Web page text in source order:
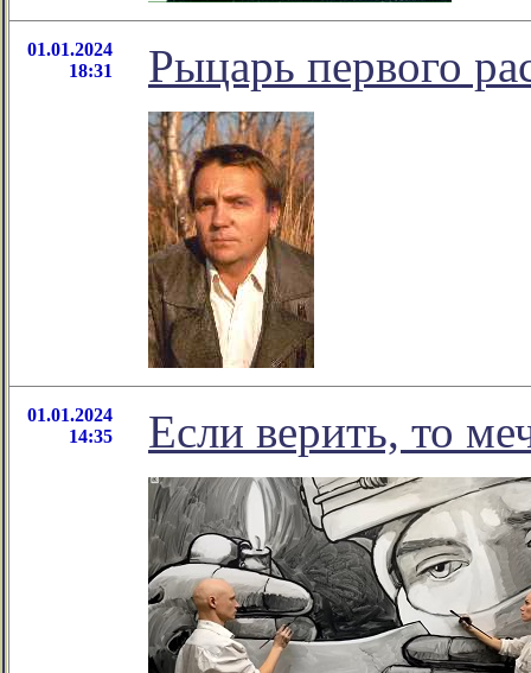
01.01.2024
18:31
Рыцарь первого
01.01.2024
14:35
Если верить, то